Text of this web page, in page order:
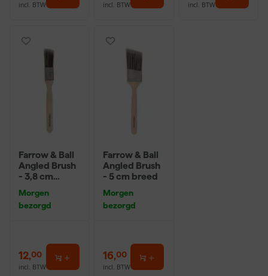
incl. BTW incl. BTW incl. BTW
Farrow & Ball
Angled Brush
- 3,8 cm
Morgen
bezorgd
12,00
incl. BTW
Farrow & Ball
Angled Brush
- 5 cm breed
Morgen
bezorgd
16,00
incl. BTW